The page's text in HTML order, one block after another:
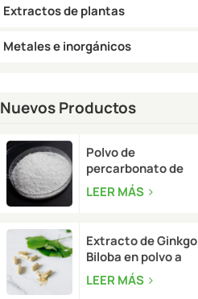
Extractos de plantas
Metales e inorgánicos
Nuevos Productos
Polvo de
percarbonato de
sodio a granel | CAS
15630-89-4
LEER MÁS
Extracto de Ginkgo
Biloba en polvo a
granel | CAS 90045-
36-6
LEER MÁS